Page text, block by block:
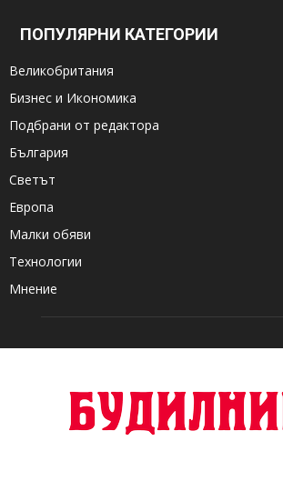
ПОПУЛЯРНИ КАТЕГОРИИ
Великобритания
Бизнес и Икономика
Подбрани от редактора
България
Светът
Европа
Малки обяви
Технологии
Мнение